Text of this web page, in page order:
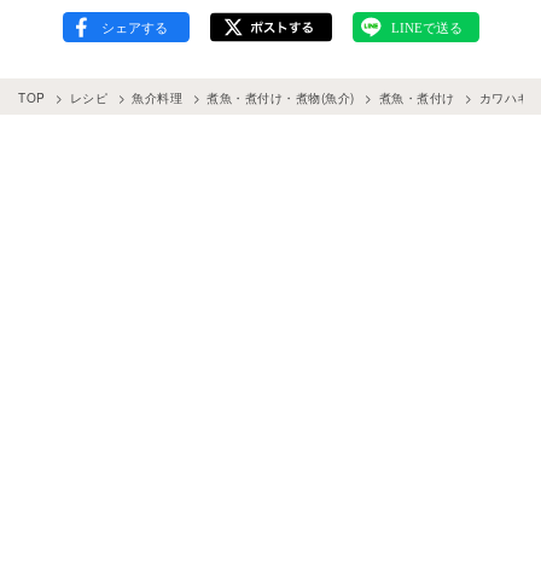
TOP レシピ 魚介料理 煮魚・煮付け・煮物(魚介) 煮魚・煮付け カワハギ